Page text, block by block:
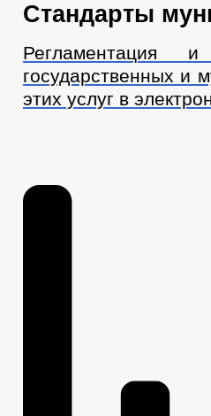
Стандарты
Регламентация и
государственных и
этих услуг в